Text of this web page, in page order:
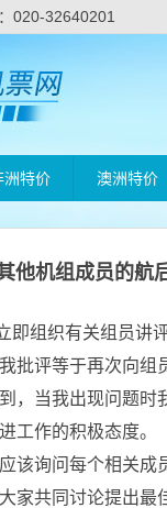
020-32640201
洲特价 澳洲特价
他机组成员的航
即组织有关组员讲
批评等于再次向组
，当我出现问题时
工作的积极态度。
询问每个相关成
家共同讨论提出